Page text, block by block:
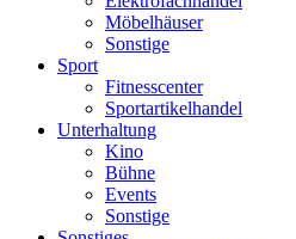
Möbelhäuser
Sonstige
Sport
Fitnesscenter
Sportartikelhandel
Unterhaltung
Kino
Bühne
Events
Sonstige